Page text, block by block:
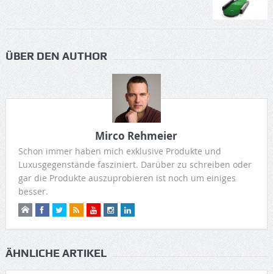
ÜBER DEN AUTHOR
Mirco Rehmeier
Schon immer haben mich exklusive Produkte und
Luxusgegenstände fasziniert. Darüber zu schreiben oder
gar die Produkte auszuprobieren ist noch um einiges
besser.
ÄHNLICHE ARTIKEL